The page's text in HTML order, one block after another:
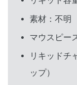
素材：不明
マウスピー
リキッドチ
ップ）